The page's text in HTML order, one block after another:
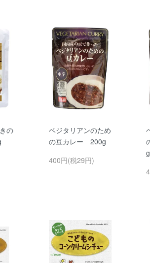
の
ベジタリアンのため
の豆カレー 200g
400円(税29円)
g